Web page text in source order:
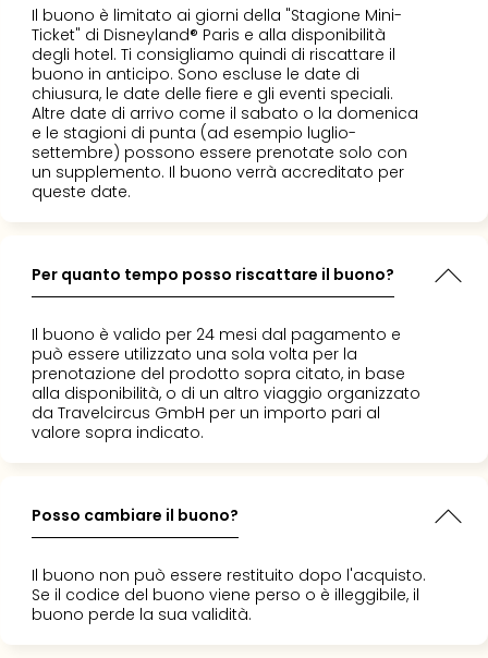
Il buono è limitato ai giorni della "Stagione Mini-
Ticket" di Disneyland® Paris e alla disponibilità
degli hotel. Ti consigliamo quindi di riscattare il
buono in anticipo. Sono escluse le date di
chiusura, le date delle fiere e gli eventi speciali.
Altre date di arrivo come il sabato o la domenica
e le stagioni di punta (ad esempio luglio-
settembre) possono essere prenotate solo con
un supplemento. Il buono verrà accreditato per
queste date.
Per quanto tempo posso riscattare il buono?
Il buono è valido per 24 mesi dal pagamento e
può essere utilizzato una sola volta per la
prenotazione del prodotto sopra citato, in base
alla disponibilità, o di un altro viaggio organizzato
da Travelcircus GmbH per un importo pari al
valore sopra indicato.
Posso cambiare il buono?
Il buono non può essere restituito dopo l'acquisto.
Se il codice del buono viene perso o è illeggibile, il
buono perde la sua validità.